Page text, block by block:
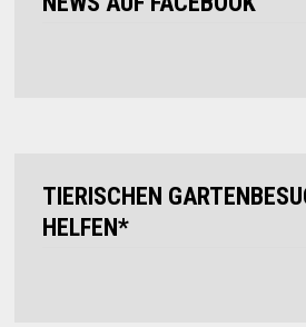
TIERISCHEN
HELFEN*